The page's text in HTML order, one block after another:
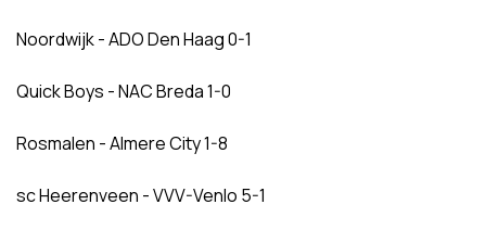
Noordwijk - ADO Den Haag 0-1
Quick Boys - NAC Breda 1-0
Rosmalen - Almere City 1-8
sc Heerenveen - VVV-Venlo 5-1